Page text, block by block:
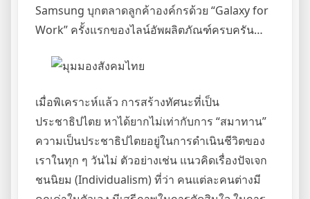
Samsung บุกตลาดลูกค้าองค์กรด้วย “Galaxy for
Work” ครั้งแรกของไลน์อัพผลิตภัณฑ์ครบครัน…
เมื่อพิเคราะห์แล้ว การสร้างทัศนะที่เป็น
ประชาธิปไตย หาได้ยากไม่เท่ากับการ “สมาทาน”
ความเป็นประชาธิปไตยอยู่ในการดําเนินชีวิตของ
เราในทุก ๆ วันไม่ ตัวอย่างเช่น แนวคิดเรื่องปัจเจก
ชนนิยม (Individualism) ที่ว่า คนแต่ละคนต่างมี